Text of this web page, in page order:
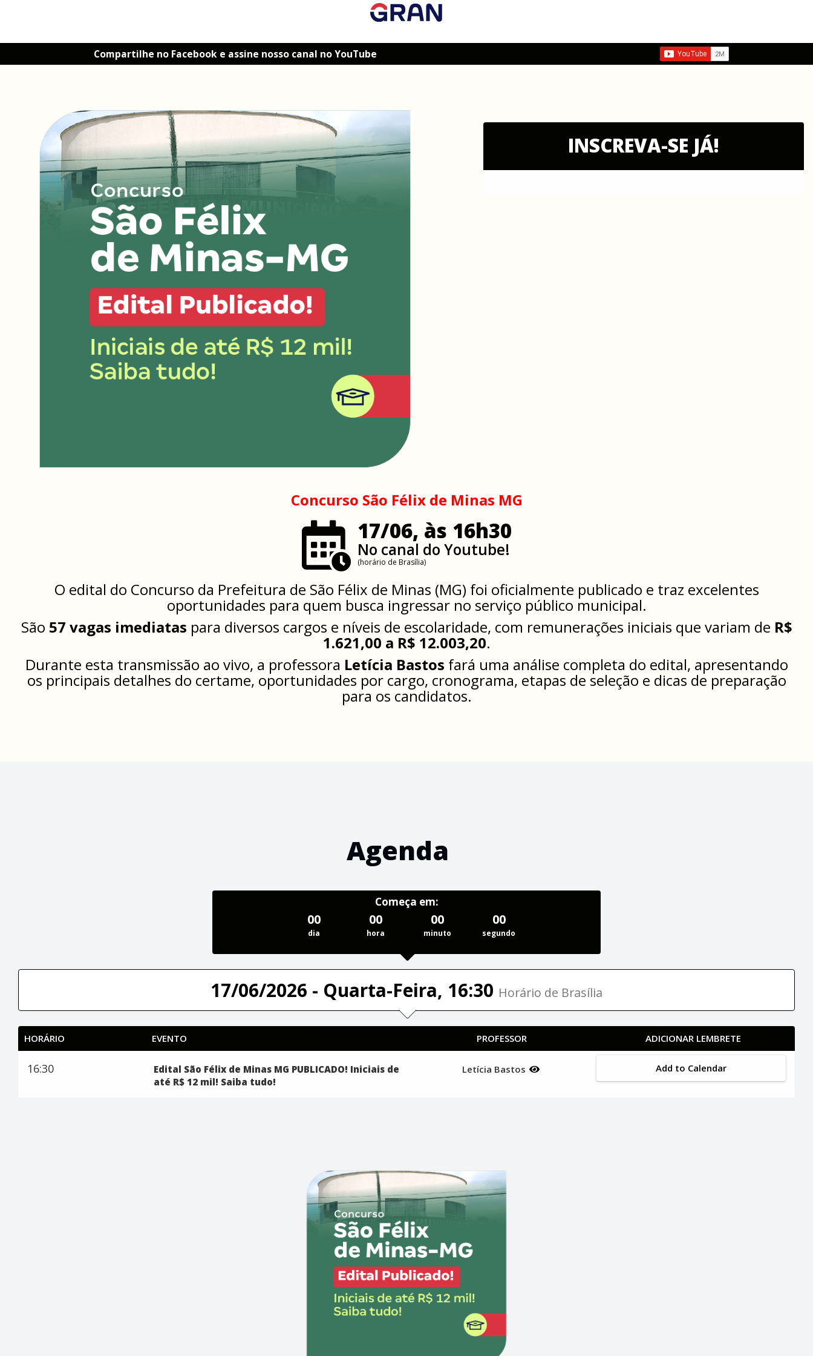
Compartilhe no Facebook e assine nosso canal no YouTube
INSCREVA-SE JÁ!
Concurso São Félix de Minas MG
17/06, às 16h30
No canal do Youtube!
(horário de Brasília)
O edital do Concurso da Prefeitura de São Félix de Minas (MG) foi oficialmente publicado e traz excelentes
oportunidades para quem busca ingressar no serviço público municipal.
São 57 vagas imediatas para diversos cargos e níveis de escolaridade, com remunerações iniciais que variam de R$
1.621,00 a R$ 12.003,20.
Durante esta transmissão ao vivo, a professora Letícia Bastos fará uma análise completa do edital, apresentando
os principais detalhes do certame, oportunidades por cargo, cronograma, etapas de seleção e dicas de preparação
para os candidatos.
Agenda
Começa em:
00
dia
00
hora
00
minuto
00
segundo
17/06/2026 - Quarta-Feira, 16:30 Horário de Brasília
HORÁRIO EVENTO PROFESSOR ADICIONAR LEMBRETE
16:30
Edital São Félix de Minas MG PUBLICADO! Iniciais de
até R$ 12 mil! Saiba tudo!
Letícia Bastos Add to Calendar